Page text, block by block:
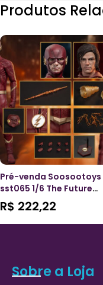
Produtos
Pré-venda Soosootoys
sst065 1/6 The Future
Speedster
R$ 222,22
Sobre a Loja